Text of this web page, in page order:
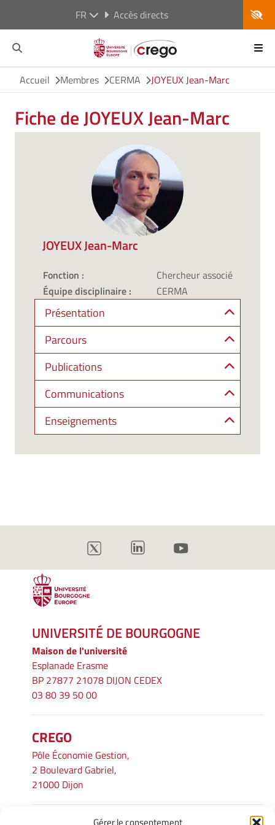
FR Accès directs
Accueil Membres CERMA JOYEUX Jean-Marc
Fiche de JOYEUX Jean-Marc
JOYEUX Jean-Marc
Fonction :
Chercheur associé
Équipe disciplinaire :
CERMA
Présentation
Parcours
Publications
Communications
Enseignements
UNIVERSITÉ DE BOURGOGNE
Maison de l'université
Esplanade Erasme
BP 27877 21078 DIJON CEDEX
03 80 39 50 00
CREGO
Pôle Économie Gestion,
2 Boulevard Gabriel,
21000 Dijon